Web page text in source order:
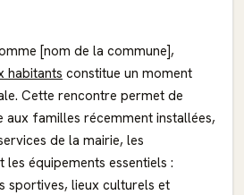
[nom de la commune],
habitants constitue un moment
Cette rencontre permet de
aux familles récemment installées,
de la mairie, les
équipements essentiels :
sportives, lieux culturels et